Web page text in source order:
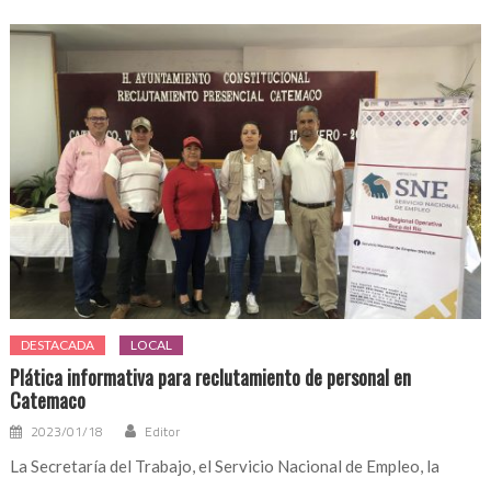
DESTACADA LOCAL
Plática informativa para reclutamiento de personal en
Catemaco
2023/01/18 Editor
La Secretaría del Trabajo, el Servicio Nacional de Empleo, la